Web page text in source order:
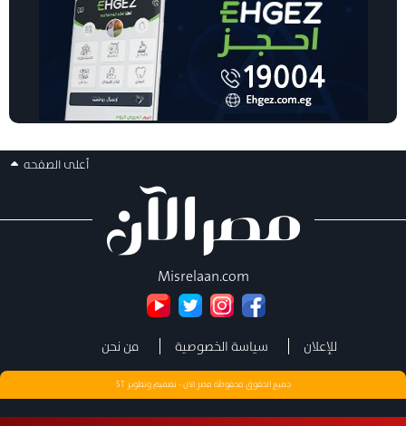
أعلى الصفحه
Misrelaan.com
للإعلان سياسة الخصوصية من نحن
جميع الحقوق محفوظة مصر الان - تصميم وتطويرST